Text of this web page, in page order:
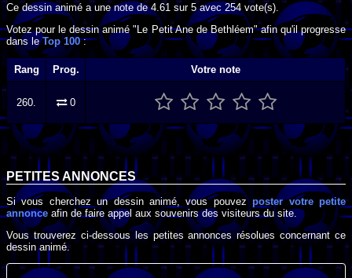
Ce dessin animé a une note de4.61 sur 5avec 254 vote(s).
Votez pour le dessin animé "Le Petit Ane de Bethléem" afin qu'il progresse
dans leTop 100:
Rang Prog. Votre note
260. 0
PETITES ANNONCES
Si vous cherchez un dessin animé, vous pouvezposter votre petite
annonce afin de faire appel aux souvenirs des visiteurs du site.
Vous trouverez ci-dessous les petites annonces résolues concernant ce
dessin animé.